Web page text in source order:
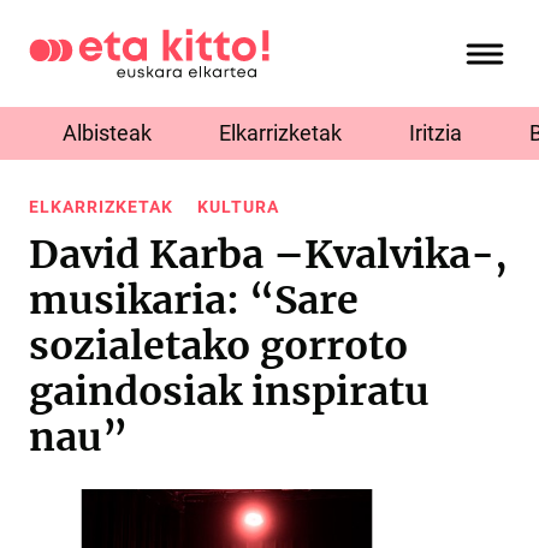
Albisteak Elkarrizketak Iritzia
ELKARRIZKETAK KULTURA
David Karba –Kvalvika-,
musikaria: “Sare
sozialetako gorroto
gaindosiak inspiratu
nau”